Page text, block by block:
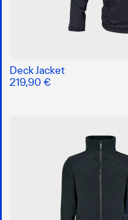
Deck Jacket
219,90 €